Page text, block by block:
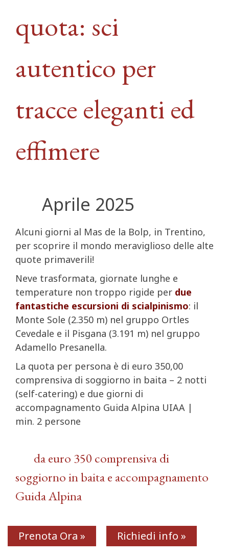
quota: sci
autentico per
tracce eleganti ed
effimere
Aprile 2025
Alcuni giorni al Mas de la Bolp, in Trentino,
per scoprire il mondo meraviglioso delle alte
quote primaverili!
Neve trasformata, giornate lunghe e
temperature non troppo rigide per due
fantastiche escursioni di scialpinismo: il
Monte Sole (2.350 m) nel gruppo Ortles
Cevedale e il Pisgana (3.191 m) nel gruppo
Adamello Presanella.
La quota per persona è di euro 350,00
comprensiva di soggiorno in baita – 2 notti
(self-catering) e due giorni di
accompagnamento Guida Alpina UIAA |
min. 2 persone
da euro 350 comprensiva di
soggiorno in baita e accompagnamento
Guida Alpina
Prenota Ora » Richiedi info »